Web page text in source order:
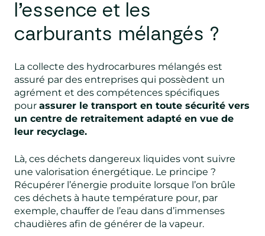
l’essence et les
carburants mélangés ?
La collecte des hydrocarbures mélangés est
assuré par des entreprises qui possèdent un
agrément et des compétences spécifiques
pour assurer le transport en toute sécurité vers
un centre de retraitement adapté en vue de
leur recyclage.
Là, ces déchets dangereux liquides vont suivre
une valorisation énergétique. Le principe ?
Récupérer l’énergie produite lorsque l’on brûle
ces déchets à haute température pour, par
exemple, chauffer de l’eau dans d’immenses
chaudières afin de générer de la vapeur.